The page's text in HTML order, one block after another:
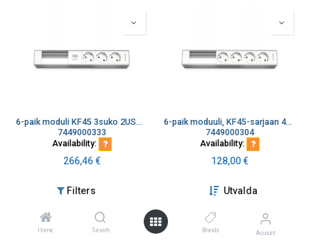
Filters Utvalda
Home Search Brands Account
6-paik moduli KF45 3suko 2USB laatava
7449000333
Availability:
266,46€
6-paik moduuli, KF45-sarjaan 4xSuko, 2 vapaata paikkaa
7449000304
Availability:
128,00€